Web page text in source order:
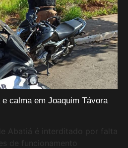
calma em Joaquim Távora